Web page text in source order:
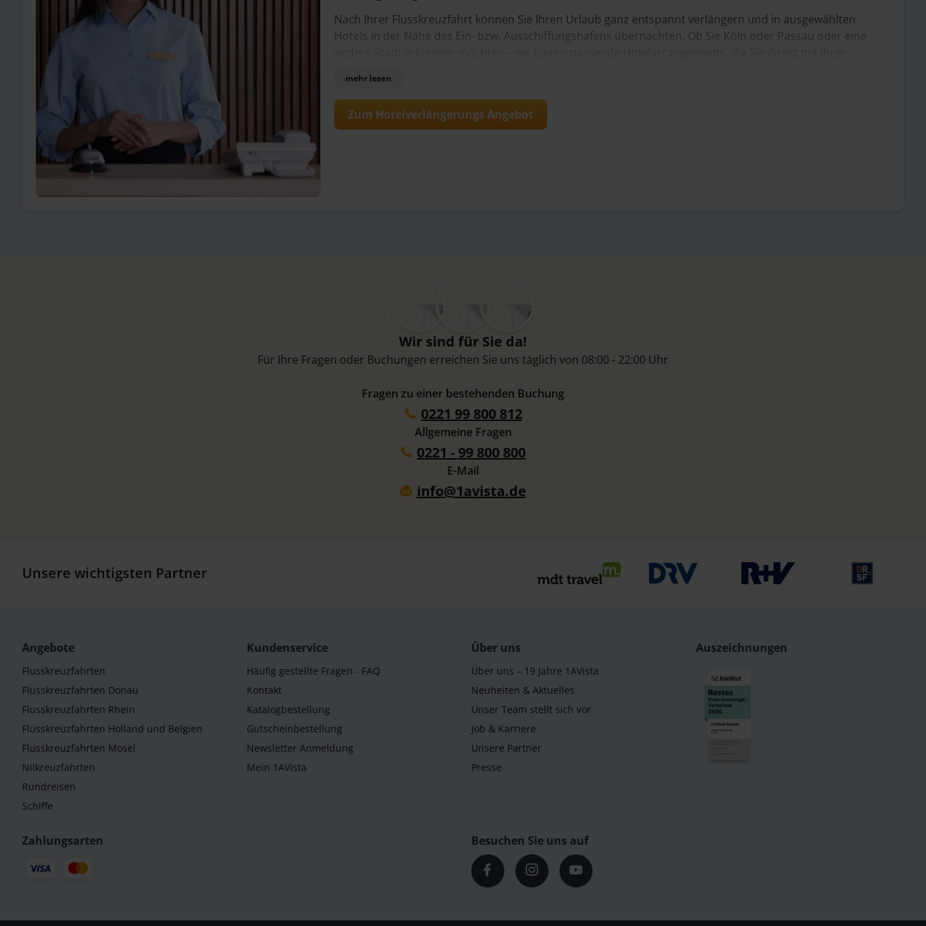
Nach Ihrer Flusskreuzfahrt können Sie Ihren Urlaub ganz entspannt verlängern und in ausgewählten
Hotels in der Nähe des Ein- bzw. Ausschiffungshafens übernachten. Ob Sie Köln oder Passau oder eine
entdecken, bevor es wieder nach Hause geht.
mehr lesen
Zum Hotelverlängerungs Angebot
Wir sind für Sie da!
Für Ihre Fragen oder Buchungen erreichen Sie uns täglich von 08:00 - 22:00 Uhr
Fragen zu einer bestehenden Buchung
0221 99 800 812
Allgemeine Fragen
0221 - 99 800 800
E-Mail
info@1avista.de
Unsere wichtigsten Partner
Angebote
Flusskreuzfahrten
Flusskreuzfahrten Donau
Flusskreuzfahrten Rhein
Flusskreuzfahrten Holland und Belgien
Flusskreuzfahrten Mosel
Nilkreuzfahrten
Rundreisen
Schiffe
Kundenservice
Häufig gestellte Fragen - FAQ
Kontakt
Katalogbestellung
Gutscheinbestellung
Newsletter Anmeldung
Mein 1AVista
Über uns
Über uns – 19 Jahre 1AVista
Neuheiten & Aktuelles
Unser Team stellt sich vor
Job & Karriere
Unsere Partner
Presse
Auszeichnungen
Zahlungsarten Besuchen Sie uns auf